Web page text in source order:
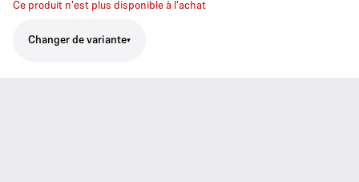
Ce produit n'est plus disponible à l'achat
Changer de variante